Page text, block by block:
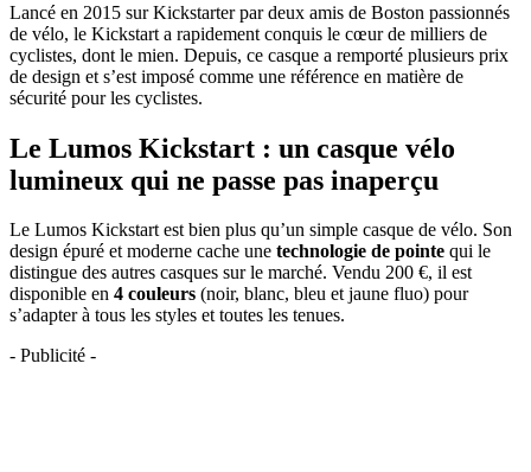
Lancé en 2015 sur Kickstarter par deux amis de Boston passionnés
de vélo, le Kickstart a rapidement conquis le cœur de milliers de
cyclistes, dont le mien. Depuis, ce casque a remporté plusieurs prix
de design et s’est imposé comme une référence en matière de
sécurité pour les cyclistes.
Le Lumos Kickstart : un casque vélo
lumineux qui ne passe pas inaperçu
Le Lumos Kickstart est bien plus qu’un simple casque de vélo. Son
design épuré et moderne cache une technologie de pointe qui le
distingue des autres casques sur le marché. Vendu 200 €, il est
disponible en 4 couleurs (noir, blanc, bleu et jaune fluo) pour
s’adapter à tous les styles et toutes les tenues.
- Publicité -